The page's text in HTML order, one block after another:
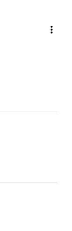
more_vert